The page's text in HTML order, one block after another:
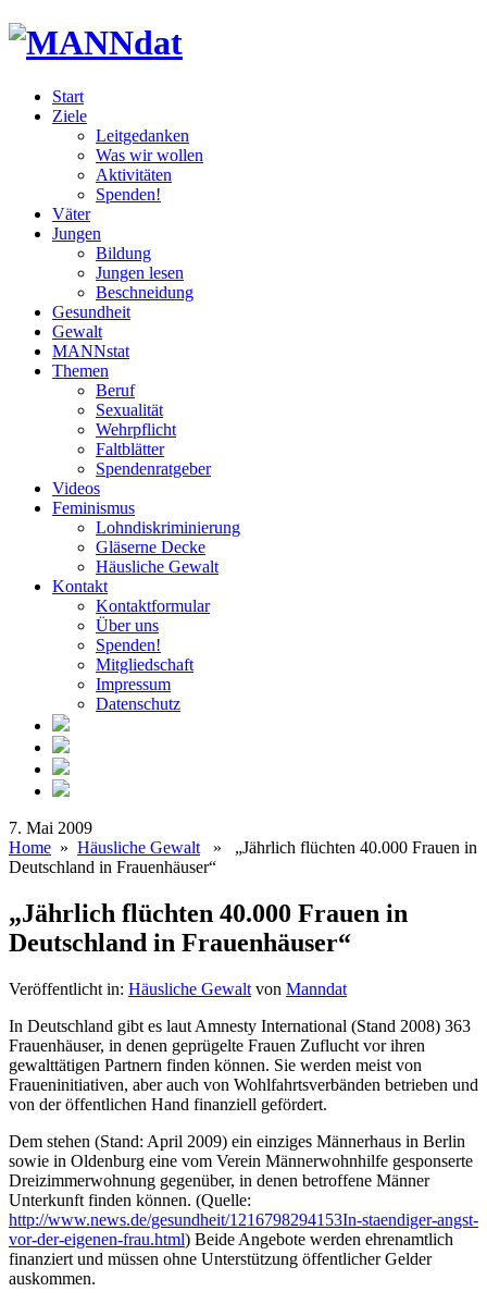
Start
Ziele
Leitgedanken
Was wir wollen
Aktivitäten
Spenden!
Väter
Jungen
Bildung
Jungen lesen
Beschneidung
Gesundheit
Gewalt
MANNstat
Themen
Beruf
Sexualität
Wehrpflicht
Faltblätter
Spendenratgeber
Videos
Feminismus
Lohndiskriminierung
Gläserne Decke
Häusliche Gewalt
Kontakt
Kontaktformular
Über uns
Spenden!
Mitgliedschaft
Impressum
Datenschutz
7. Mai 2009
Home » Häusliche Gewalt » „Jährlich flüchten 40.000 Frauen in
Deutschland in Frauenhäuser“
„Jährlich flüchten 40.000 Frauen in
Deutschland in Frauenhäuser“
Veröffentlicht in: Häusliche Gewalt von Manndat
In Deutschland gibt es laut Amnesty International (Stand 2008) 363
Frauenhäuser, in denen geprügelte Frauen Zuflucht vor ihren
gewalttätigen Partnern finden können. Sie werden meist von
Fraueninitiativen, aber auch von Wohlfahrtsverbänden betrieben und
von der öffentlichen Hand finanziell gefördert.
Dem stehen (Stand: April 2009) ein einziges Männerhaus in Berlin
sowie in Oldenburg eine vom Verein Männerwohnhilfe gesponserte
Dreizimmerwohnung gegenüber, in denen betroffene Männer
Unterkunft finden können. (Quelle:
http://www.news.de/gesundheit/1216798294153In-staendiger-angst-
vor-der-eigenen-frau.html) Beide Angebote werden ehrenamtlich
finanziert und müssen ohne Unterstützung öffentlicher Gelder
auskommen.